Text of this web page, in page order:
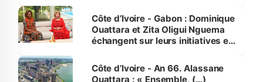
Côte d’Ivoire - Gabon : Dominique
Ouattara et Zita Oligui Nguema
échangent sur leurs initiatives en
enfants
Côte d’Ivoire - An 66. Alassane
Ouattara : « Ensemble, (…)